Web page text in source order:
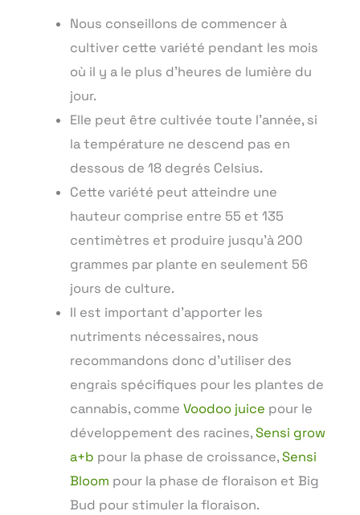
Nous conseillons de commencer à
cultiver cette variété pendant les mois
où il y a le plus d’heures de lumière du
jour.
Elle peut être cultivée toute l’année, si
la température ne descend pas en
dessous de 18 degrés Celsius.
Cette variété peut atteindre une
hauteur comprise entre 55 et 135
centimètres et produire jusqu’à 200
grammes par plante en seulement 56
jours de culture.
Il est important d’apporter les
nutriments nécessaires, nous
recommandons donc d’utiliser des
engrais spécifiques pour les plantes de
cannabis, commeVoodoo juice pour le
développement des racines,Sensi grow
a+b pour la phase de croissance,Sensi
Bloom pour la phase de floraison et Big
Bud pour stimuler la floraison.